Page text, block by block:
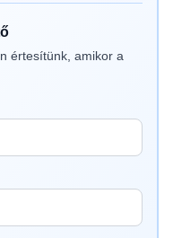
értesítünk, amikor a